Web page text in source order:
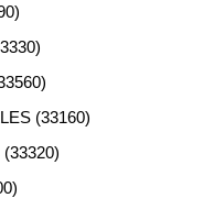
(33160)